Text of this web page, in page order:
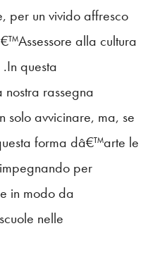
per un vivido affresco
alla cultura
questa
rassegna
solo avvicinare, ma, se
forma dâ€™arte le
per
in modo da
nelle